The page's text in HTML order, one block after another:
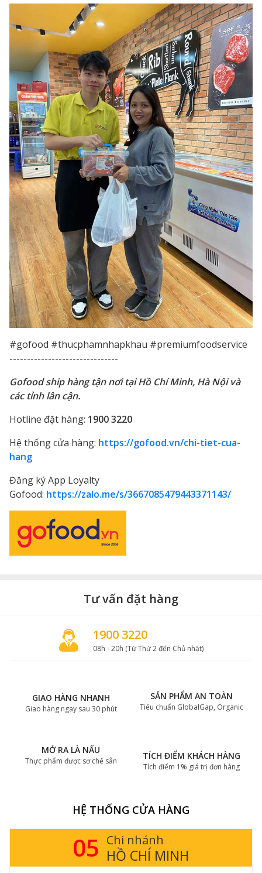
#gofood #thucphamnhapkhau #premiumfoodservice
-------------------------------
Gofood ship hàng tận nơi tại Hồ Chí Minh, Hà Nội và
các tỉnh lân cận.
Hotline đặt hàng: 1900 3220
Hệ thống cửa hàng: https://gofood.vn/chi-tiet-cua-
hang
Đăng ký App Loyalty
Gofood: https://zalo.me/s/3667085479443371143/
Tư vấn đặt hàng
1900 3220
08h - 20h (Từ Thứ 2 đến Chủ nhật)
GIAO HÀNG NHANH
Giao hàng ngay sau 30 phút
SẢN PHẨM AN TOÀN
Tiêu chuẩn GlobalGap, Organic
MỞ RA LÀ NẤU
Thực phẩm được sơ chế sẵn TÍCH ĐIỂM KHÁCH HÀNG
Tích điểm 1% giá trị đơn hàng
HỆ THỐNG CỬA HÀNG
05 Chi nhánh
HỒ CHÍ MINH